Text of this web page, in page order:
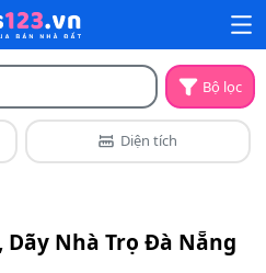
Bộ lọc
Diện tích
Dãy Nhà Trọ Đà Nẵng